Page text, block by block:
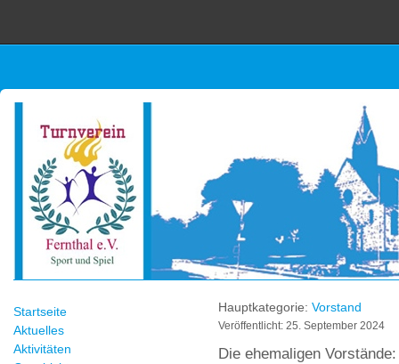
Startseite
Aktuelles
Aktivitäten
Hauptkategorie: Vorstand
Veröffentlicht: 25. September 2024
Die ehemaligen Vorstände: